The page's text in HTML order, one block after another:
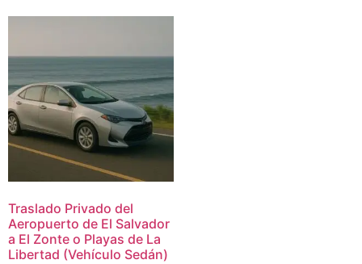
Traslado Privado del
Aeropuerto de El Salvador
a El Zonte o Playas de La
Libertad (Vehículo Sedán)